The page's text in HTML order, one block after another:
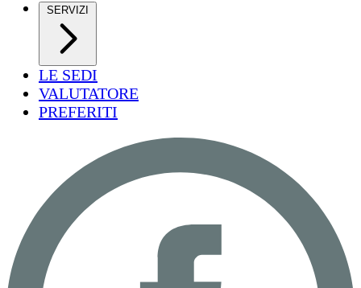
LE SEDI
VALUTATORE
PREFERITI